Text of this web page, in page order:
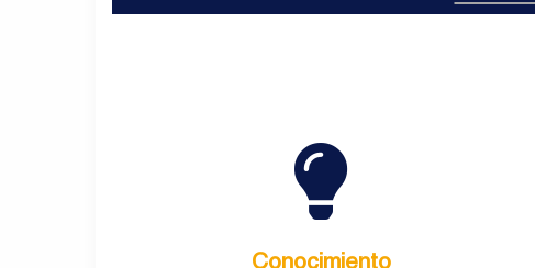
Conocimiento